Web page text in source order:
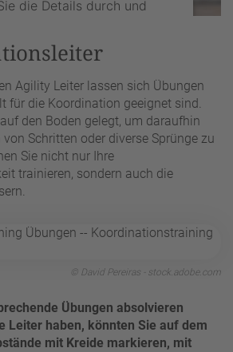
die Details durch und
Informationen
Akzeptieren
byUsercentrics Consent
Platform&eRecht24
Agility Leiter lassen sich Übungen
für die Koordination geeignet sind.
den Boden gelegt, um daraufhin
Schritten oder diverse Sprünge zu
Sie nicht nur Ihre
trainieren, sondern auch die
© David Pereiras - stock.adobe.com
Übungen absolvieren
Leiter haben, könnten Sie auf dem
mit Kreide markieren, mit